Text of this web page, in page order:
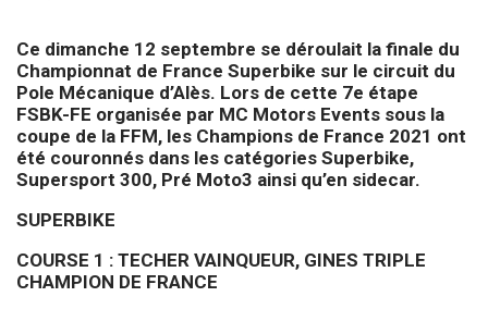
Ce dimanche 12 septembre se déroulait la finale du
Championnat de France Superbike sur le circuit du
Pole Mécanique d’Alès. Lors de cette 7e étape
FSBK-FE organisée par MC Motors Events sous la
coupe de la FFM, les Champions de France 2021 ont
été couronnés dans les catégories Superbike,
Supersport 300, Pré Moto3 ainsi qu’en sidecar.
SUPERBIKE
COURSE 1 : TECHER VAINQUEUR, GINES TRIPLE
CHAMPION DE FRANCE